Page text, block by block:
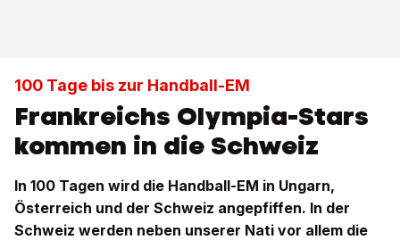
100 Tage bis zur Handball-EM
Frankreichs Olympia-Stars
kommen in die Schweiz
In 100 Tagen wird die Handball-EM in Ungarn,
Österreich und der Schweiz angepfiffen. In der
Schweiz werden neben unserer Nati vor allem die